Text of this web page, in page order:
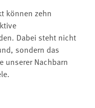
können zehn
Dabei steht nicht
sondern das
unserer Nachbarn